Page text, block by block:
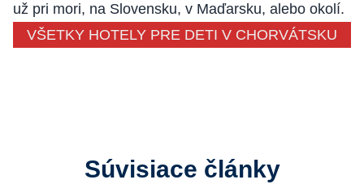
už pri mori, na Slovensku, v Maďarsku, alebo okolí.
VŠETKY HOTELY PRE DETI V CHORVÁTSKU
Súvisiace články